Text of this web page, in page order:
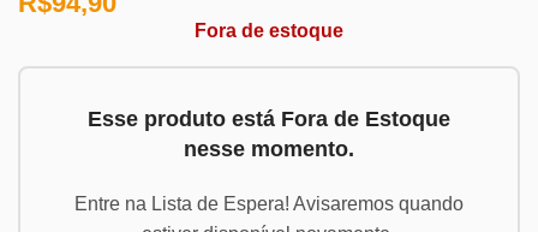
Fora de estoque
Esse produto está Fora de Estoque
nesse momento.
Entre na Lista de Espera! Avisaremos quando